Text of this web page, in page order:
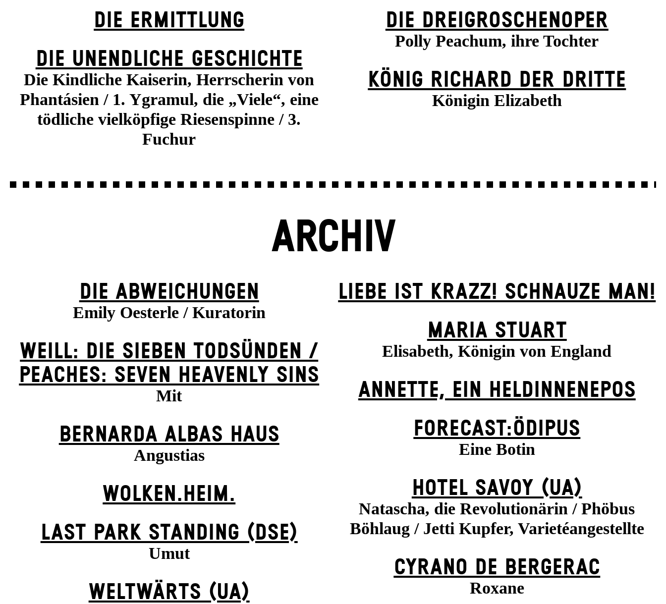
DIE ERMITTLUNG
DIE UN­ENDLICHE GESCHICHTE
Die Kindliche Kaiserin, Herrscherin von
Phantásien / 1. Ygramul, die „Viele“, eine
tödliche vielköpfige Riesenspinne / 3.
Fuchur
DIE DREI­GROSCHEN­OPER
Polly Peachum, ihre Tochter
KÖNIG RICHARD DER DRITTE
Königin Elizabeth
ARCHIV
DIE ABWEICHUNGEN
Emily Oesterle / Kuratorin
WEILL: DIE SIEBEN TODSÜNDEN /
PEACHES: SEVEN HEAVENLY SINS
Mit
BERNARDA ALBAS HAUS
Angustias
WOLKEN.HEIM.
LAST PARK STANDING (DSE)
Umut
WELTWÄRTS (UA)
LIEBE IST KRAZZ! SCHNAUZE MAN!
MARIA STUART
Elisabeth, Königin von England
ANNETTE, EIN HELDINNENEPOS
FORECAST:ÖDIPUS
Eine Botin
HOTEL SAVOY (UA)
Natascha, die Revolutionärin / Phöbus
Böhlaug / Jetti Kupfer, Varietéangestellte
CYRANO DE BERGERAC
Roxane